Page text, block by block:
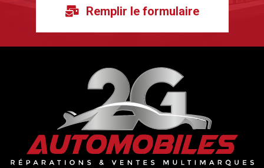
Remplir le formulaire